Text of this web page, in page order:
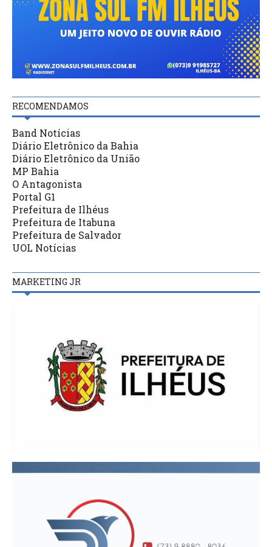
RECOMENDAMOS
Band Notícias
Diário Eletrônico da Bahia
Diário Eletrônico da União
MP Bahia
O Antagonista
Portal G1
Prefeitura de Ilhéus
Prefeitura de Itabuna
Prefeitura de Salvador
UOL Notícias
MARKETING JR